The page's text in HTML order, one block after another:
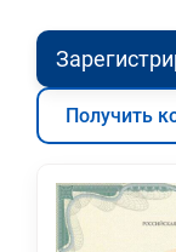
Получить